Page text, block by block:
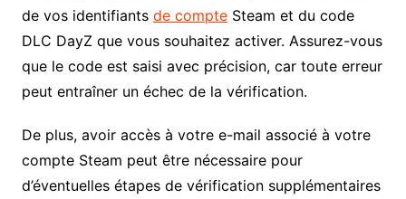
de vos identifiants de compteSteam et du code
DLC DayZ que vous souhaitez activer. Assurez-vous
que le code est saisi avec précision, car toute erreur
peut entraîner un échec de la vérification.
De plus, avoir accès à votre e-mail associé à votre
compte Steam peut être nécessaire pour
d’éventuelles étapes de vérification supplémentaires